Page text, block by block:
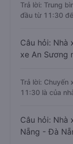
Trả lời: Trung
đầu từ 11:30
Câu hỏi: Nhà
xe An Sương
Trả lời: Chuyến
11:30 là của
Câu hỏi: Nhà
Nẵng - Đà